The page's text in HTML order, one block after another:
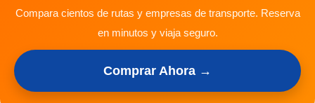
Compara cientos de rutas y empresas de transporte. Reserva
en minutos y viaja seguro.
Comprar Ahora →